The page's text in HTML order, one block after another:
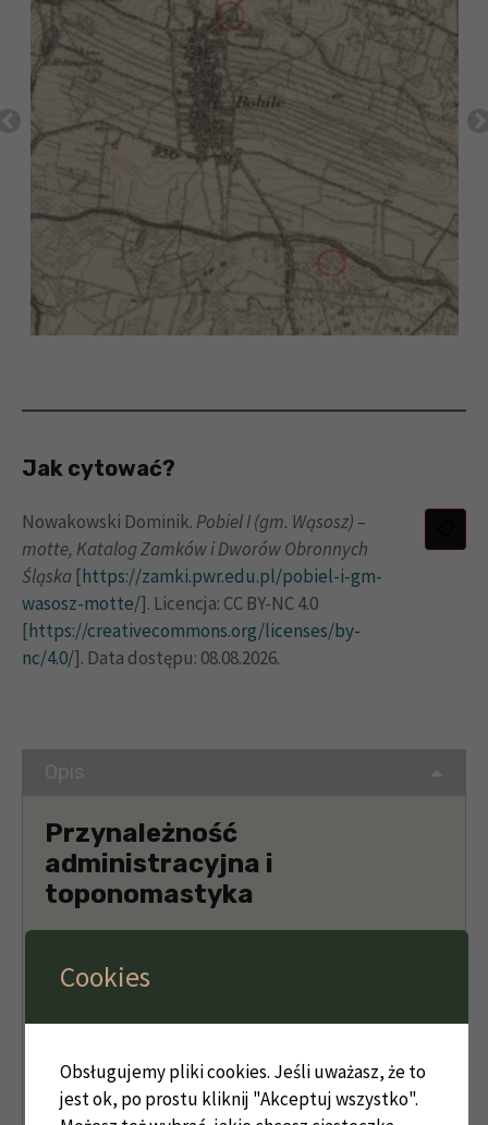
Jak cytować?
Nowakowski Dominik. Pobiel I (gm. Wąsosz) –
motte, Katalog Zamków i Dworów Obronnych
Śląska [https://zamki.pwr.edu.pl/pobiel-i-gm-
wasosz-motte/]. Licencja: CC BY-NC 4.0
[https://creativecommons.org/licenses/by-
nc/4.0/]. Data dostępu: 08.08.2026.
Przynależność
administracyjna i
toponomastyka
pow. górowski, woj. dolnośląskie
Przynależność historyczna:księstwo
oleśnickie, księstwo wołowskie
Cookies
Obsługujemy pliki cookies. Jeśli uważasz, że to
jest ok, po prostu kliknij "Akceptuj wszystko".